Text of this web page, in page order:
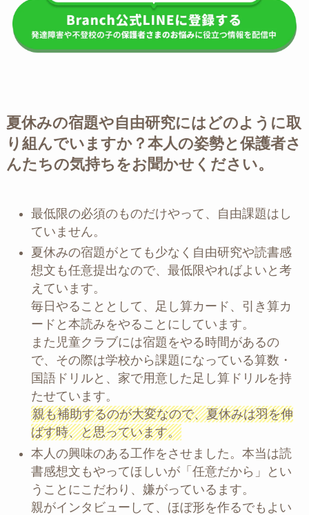
夏休みの宿題や自由研究にはどのように取
り組んでいますか？本人の姿勢と保護者さ
んたちの気持ちをお聞かせください。
最低限の必須のものだけやって、自由課題はし
ていません。
夏休みの宿題がとても少なく自由研究や読書感
想文も任意提出なので、最低限やればよいと考
えています。
毎日やることとして、足し算カード、引き算カ
ードと本読みをやることにしています。
また児童クラブには宿題をやる時間があるの
で、その際は学校から課題になっている算数・
国語ドリルと、家で用意した足し算ドリルを持
たせています。
親も補助するのが大変なので、夏休みは羽を伸
ばす時、と思っています。
本人の興味のある工作をさせました。本当は読
書感想文もやってほしいが「任意だから」とい
うことにこだわり、嫌がっているます。
親がインタビューして、ほぼ形を作るでもよい